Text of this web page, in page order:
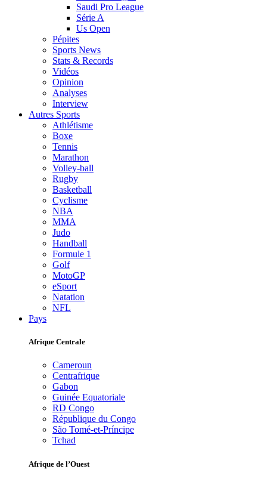
Saudi Pro League
Série A
Us Open
Pépites
Sports News
Stats & Records
Vidéos
Opinion
Analyses
Interview
Autres Sports
Athlétisme
Boxe
Tennis
Marathon
Volley-ball
Rugby
Basketball
Cyclisme
NBA
MMA
Judo
Handball
Formule 1
Golf
MotoGP
eSport
Natation
NFL
Pays
Afrique Centrale
Cameroun
Centrafrique
Gabon
Guinée Equatoriale
RD Congo
République du Congo
São Tomé-et-Príncipe
Tchad
Afrique de l’Ouest